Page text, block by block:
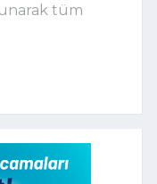
tüm